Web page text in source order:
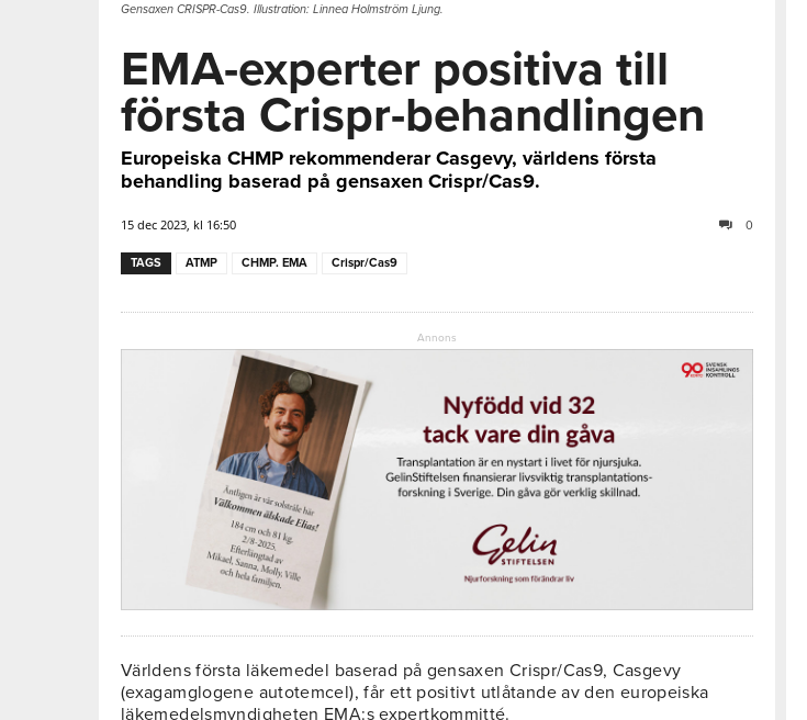
Gensaxen CRISPR-Cas9. Illustration: Linnea Holmström Ljung.
EMA-experter positiva till
första Crispr-behandlingen
Europeiska CHMP rekommenderar Casgevy, världens första
behandling baserad på gensaxen Crispr/Cas9.
15 dec 2023, kl 16:50 0
TAGS ATMP CHMP. EMA Crispr/Cas9
Annons
Världens första läkemedel baserad på gensaxen Crispr/Cas9, Casgevy
(exagamglogene autotemcel), får ett positivt utlåtande av den europeiska
läkemedelsmyndigheten EMA:s expertkommitté.